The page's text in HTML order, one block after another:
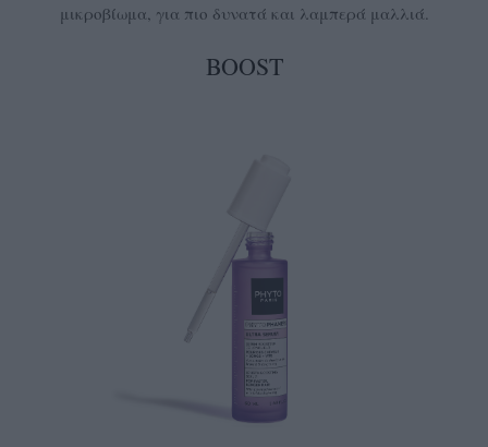
μικροβίωμα, για πιο δυνατά και λαμπερά μαλλιά.
BOOST